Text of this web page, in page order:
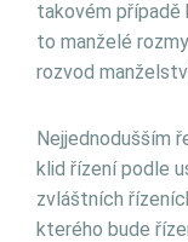
takovém případě
to manželé
rozvod
Nejjednodušším
klid řízení podle
zvláštních
kterého bude